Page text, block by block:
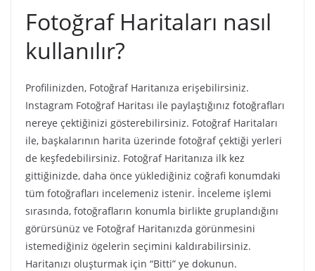
Fotoğraf Haritaları nasıl
kullanılır?
Profilinizden, Fotoğraf Haritanıza erişebilirsiniz.
Instagram Fotoğraf Haritası ile paylaştığınız fotoğrafları
nereye çektiğinizi gösterebilirsiniz. Fotoğraf Haritaları
ile, başkalarının harita üzerinde fotoğraf çektiği yerleri
de keşfedebilirsiniz. Fotoğraf Haritanıza ilk kez
gittiğinizde, daha önce yüklediğiniz coğrafi konumdaki
tüm fotoğrafları incelemeniz istenir. İnceleme işlemi
sırasında, fotoğrafların konumla birlikte gruplandığını
görürsünüz ve Fotoğraf Haritanızda görünmesini
istemediğiniz ögelerin seçimini kaldırabilirsiniz.
Haritanızı oluşturmak için “Bitti” ye dokunun.